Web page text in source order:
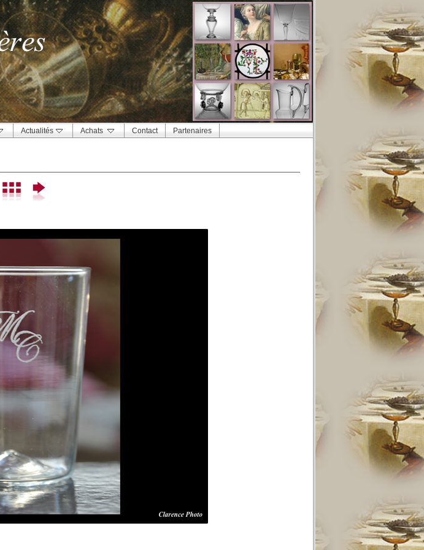
Actualités Achats Contact Partenaires